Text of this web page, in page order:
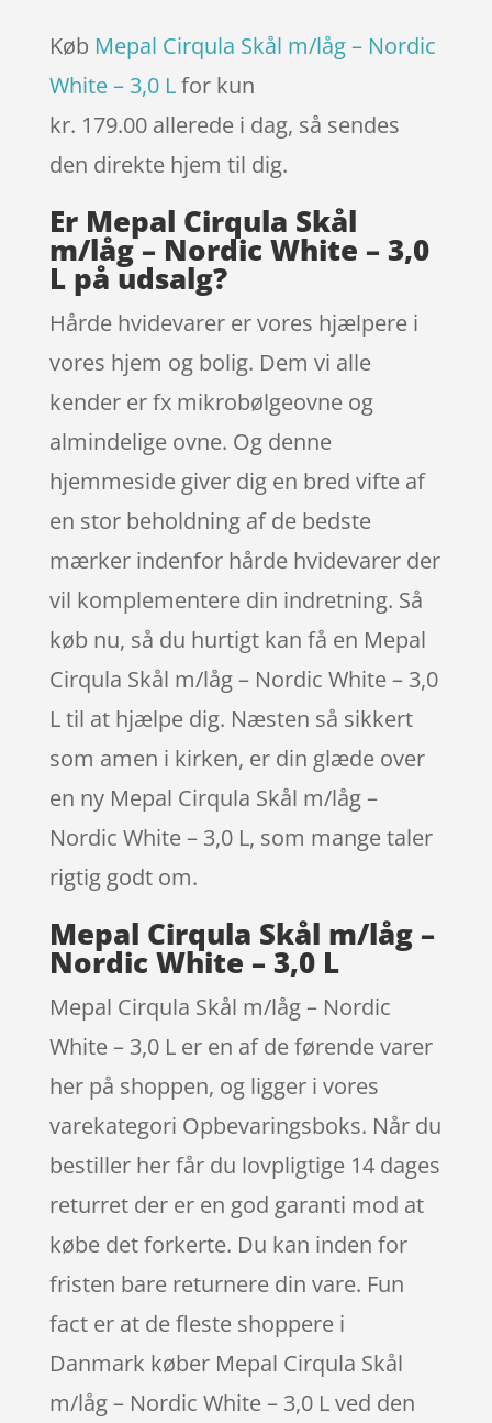
Køb Mepal Cirqula Skål m/låg – Nordic
White – 3,0 Lfor kun
kr. 179.00 allerede i dag, så sendes
den direkte hjem til dig.
Er Mepal Cirqula Skål
m/låg – Nordic White – 3,0
L på udsalg?
Hårde hvidevarer er vores hjælpere i
vores hjem og bolig. Dem vi alle
kender er fx mikrobølgeovne og
almindelige ovne. Og denne
hjemmeside giver dig en bred vifte af
en stor beholdning af de bedste
mærker indenfor hårde hvidevarer der
vil komplementere din indretning. Så
køb nu, så du hurtigt kan få en Mepal
Cirqula Skål m/låg – Nordic White – 3,0
L til at hjælpe dig. Næsten så sikkert
som amen i kirken, er din glæde over
en ny Mepal Cirqula Skål m/låg –
Nordic White – 3,0 L, som mange taler
rigtig godt om.
Mepal Cirqula Skål m/låg –
Nordic White – 3,0 L
Mepal Cirqula Skål m/låg – Nordic
White – 3,0 L er en af de førende varer
her på shoppen, og ligger i vores
varekategori Opbevaringsboks. Når du
bestiller her får du lovpligtige 14 dages
returret der er en god garanti mod at
købe det forkerte. Du kan inden for
fristen bare returnere din vare. Fun
fact er at de fleste shoppere i
Danmark køber Mepal Cirqula Skål
m/låg – Nordic White – 3,0 L ved den